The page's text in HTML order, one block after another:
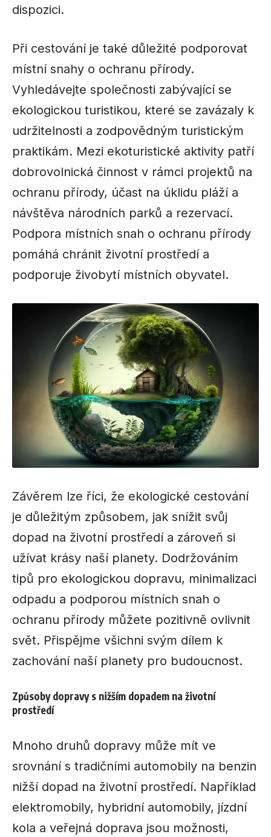
dispozici.
Při cestování je také důležité podporovat
místní snahy o ochranu přírody.
Vyhledávejte společnosti zabývající se
ekologickou turistikou, které se zavázaly k
udržitelnosti a zodpovědným turistickým
praktikám. Mezi ekoturistické aktivity patří
dobrovolnická činnost v rámci projektů na
ochranu přírody, účast na úklidu pláží a
návštěva národních parků a rezervací.
Podpora místních snah o ochranu přírody
pomáhá chránit životní prostředí a
podporuje živobytí místních obyvatel.
Závěrem lze říci, že ekologické cestování
je důležitým způsobem, jak snížit svůj
dopad na životní prostředí a zároveň si
užívat krásy naší planety. Dodržováním
tipů pro ekologickou dopravu, minimalizaci
odpadu a podporou místních snah o
ochranu přírody můžete pozitivně ovlivnit
svět. Přispějme všichni svým dílem k
zachování naší planety pro budoucnost.
Způsoby dopravy s nižším dopadem na životní
prostředí
Mnoho druhů dopravy může mít ve
srovnání s tradičními automobily na benzin
nižší dopad na životní prostředí. Například
elektromobily, hybridní automobily, jízdní
kola a veřejná doprava jsou možnosti,